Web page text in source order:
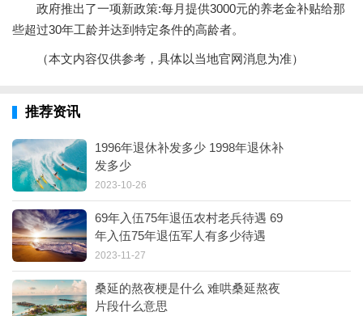
政府推出了一项新政策:每月提供3000元的养老金补贴给那
些超过30年工龄并达到特定条件的高龄者。
（本文内容仅供参考，具体以当地官网消息为准）
推荐资讯
1996年退休补发多少 1998年退休补
发多少
2023-10-26
69年入伍75年退伍农村老兵待遇 69
年入伍75年退伍军人有多少待遇
2023-11-27
桑延的熬夜梗是什么 难哄桑延熬夜
片段什么意思